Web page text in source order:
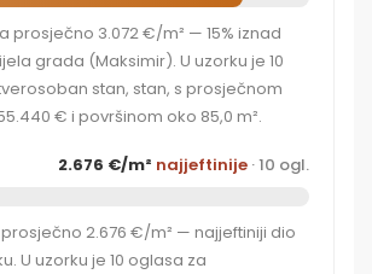
prosječno 3.072 €/m² — 15% iznad
grada (Maksimir). U uzorku je 10
stan, stan, s prosječnom
€ i površinom oko 85,0 m².
2.676 €/m² najjeftinije · 10 ogl.
2.676 €/m² — najjeftiniji dio
U uzorku je 10 oglasa za